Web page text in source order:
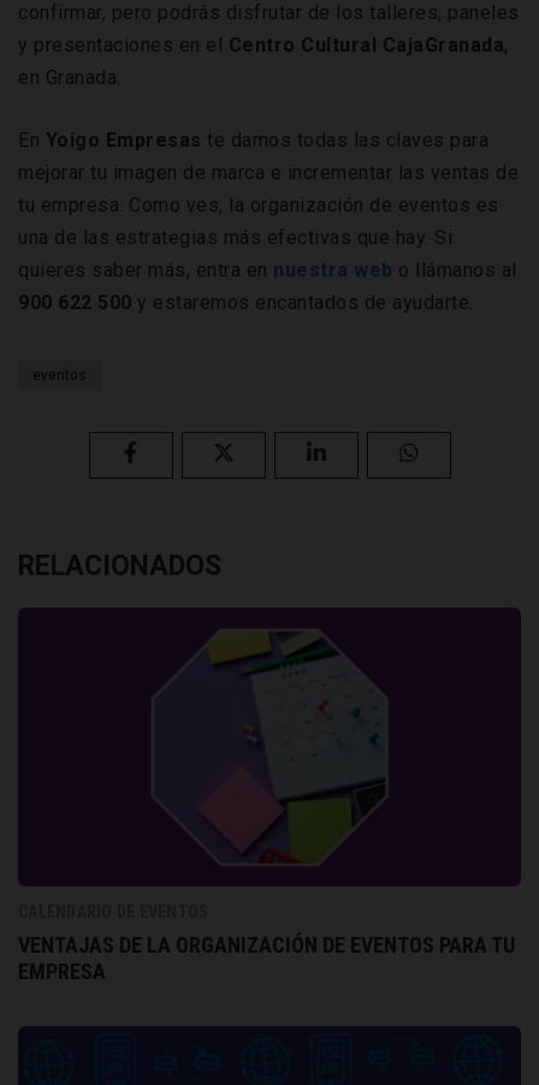
confirmar, pero podrás disfrutar de los talleres, paneles
y presentaciones en el Centro Cultural CajaGranada,
en Granada.
En Yoigo Empresas te damos todas las claves para
mejorar tu imagen de marca e incrementar las ventas de
tu empresa. Como ves, la organización de eventos es
una de las estrategias más efectivas que hay. Si
quieres saber más, entra en nuestra web o llámanos al
900 622 500 y estaremos encantados de ayudarte.
eventos
RELACIONADOS
VENTAJAS DE LA ORGANIZACIÓN DE EVENTOS PARA TU
EMPRESA